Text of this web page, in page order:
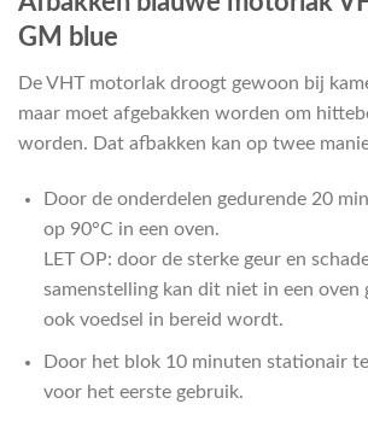
GM blue
De VHT motorlak droogt gewoon bij
maar moet afgebakken worden om
worden. Dat afbakken kan op twee
Door de onderdelen gedurende 20
op 90°C in een oven.
LET OP: door de sterke geur en
samenstelling kan dit niet in een oven
ook voedsel in bereid wordt.
Door het blok 10 minuten stationair
voor het eerste gebruik.